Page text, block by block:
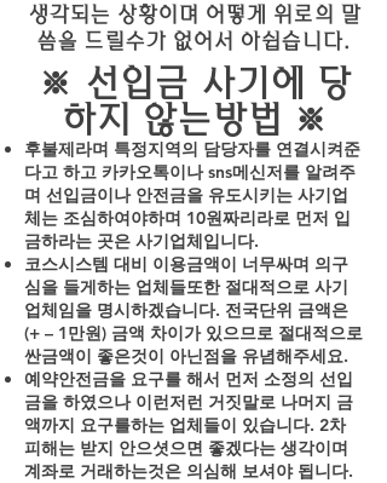
생각되는 상황이며 어떻게 위로의 말
씀을 드릴수가 없어서 아쉽습니다.
※ 선입금 사기 에 당
하지 않는방법 ※
후불제라며 특정지역의 담당자를 연결시켜준
다고 하고 카카오톡이나 sns메신저를 알려주
며 선입금이나 안전금을 유도시키는 사기업
체는 조심하여야하며 10원짜리라로 먼저 입
금하라는 곳은 사기업체입니다.
코스시스템 대비 이용금액이 너무싸며 의구
심을 들게하는 업체들또한 절대적으로 사기
업체임을 명시하겠습니다. 전국단위 금액은
(+ – 1만원) 금액 차이가 있으므로 절대적으로
싼금액이 좋은것이 아닌점을 유념해주세요.
예약안전금을 요구를 해서 먼저 소정의 선입
금을 하였으나 이런저런 거짓말로 나머지 금
액까지 요구를하는 업체들이 있습니다. 2차
피해는 받지 안으셧으면 좋겠다는 생각이며
계좌로 거래하는것은 의심해 보셔야 됩니다.